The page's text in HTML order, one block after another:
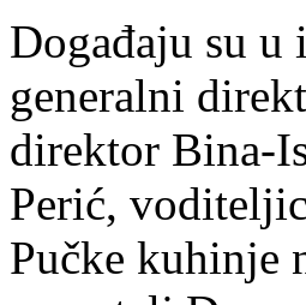
Događaju su
generalni
direktor Bina-
Perić,
Pučke kuhinje